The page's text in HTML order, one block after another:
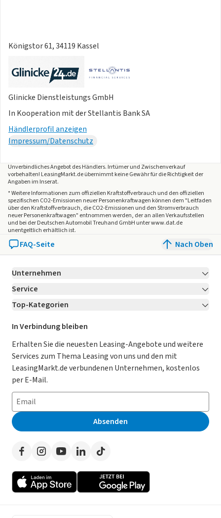
Königstor 61, 34119 Kassel
Glinicke Dienstleistungs GmbH
In Kooperation mit der Stellantis Bank SA
Händlerprofil anzeigen
Impressum/Datenschutz
Unverbindliches Angebot desHändlers. Irrtümer und Zwischenverkauf
vorbehalten! LeasingMarkt.de übernimmt keine Gewähr für die Richtigkeit der
Angaben im Inserat.
* Weitere Informationen zum offiziellen Kraftstoffverbrauch und den offiziellen
spezifischen CO2-Emissionen neuer Personenkraftwagen können dem "Leitfaden
über den Kraftstoffverbrauch, die CO2-Emissionen und den Stromverbrauch
neuer Personenkraftwagen" entnommen werden, der an allen Verkaufsstellen
und bei der Deutschen Automobil Treuhand GmbH unter www.dat.de
unentgeltlich erhältlich ist.
FAQ-Seite Nach Oben
Unternehmen
Über LeasingMarkt.de
Karriere Jetzt bewerben!
Für Händler
Kooperation mit AutoScout24
AGB
Datenschutz
Impressum
Erklärung zur Barrierefreiheit
Presse
Service
Kontakt
Ratgeber
Magazin
Datenschutz-Einstellungen
So funktioniert’s
Häufig gestellte Fragen
Leasing-Lexikon
Auto-Tests
Werben auf LeasingMarkt.de
Top-Kategorien
Leasing Deals
Gebrauchtwagen Leasing
Leasing ohne Anzahlung
E-Auto Leasing
Privatleasing
Leasing-Vergleiche
Herstellerverzeichnis
Händlerverzeichnis
In Verbindung bleiben
Erhalten Sie die neuesten Leasing-Angebote und weitere
Services zum Thema Leasing von uns und den mit
LeasingMarkt.de verbundenen Unternehmen, kostenlos
per E-Mail.
Absenden